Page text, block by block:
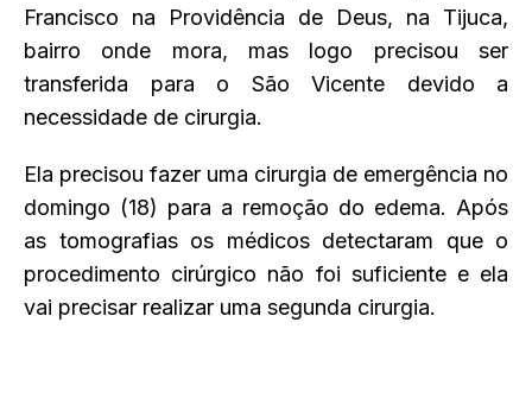
Francisco na Providência de Deus, na Tijuca,
bairro onde mora, mas logo precisou ser
transferida para o São Vicente devido a
necessidade de cirurgia.
Ela precisou fazer uma cirurgia de emergência no
domingo (18) para a remoção do edema. Após
as tomografias os médicos detectaram que o
procedimento cirúrgico não foi suficiente e ela
vai precisar realizar uma segunda cirurgia.